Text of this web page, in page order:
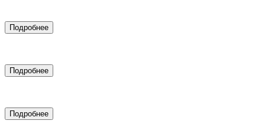
Подробнее
Подробнее
Подробнее